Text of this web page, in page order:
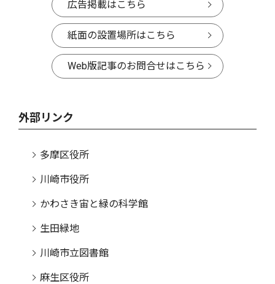
広告掲載はこちら
紙面の設置場所はこちら
Web版記事のお問合せはこちら
外部リンク
多摩区役所
川崎市役所
かわさき宙と緑の科学館
生田緑地
川崎市立図書館
麻生区役所